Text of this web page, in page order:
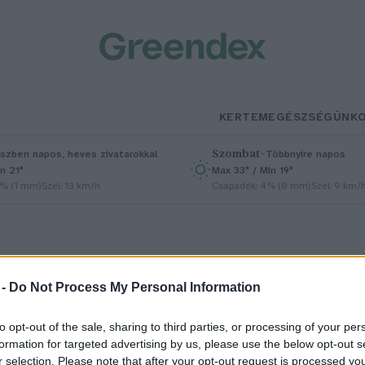
Do Not Process My Personal Information
opt-out of the sale, sharing to third parties, or processing of your
for targeted advertising by us, please use the below opt-out
selection. Please note that after your opt-out request is processed
KERTEMEGÉSZSÉGÜNK
napos, heves zivatarokkal
21°
(1 mm)Szél: 13 km/h
Szombat–Többnyire napos
Max 33° / Min 19°
Csapadék: 4% (0 mm)Szél: 9 km/h
vezető a WWF Magyarország